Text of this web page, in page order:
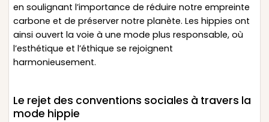
en soulignant l’importance de réduire notre empreinte
carbone et de préserver notre planète. Les hippies ont
ainsi ouvert la voie à une mode plus responsable, où
l’esthétique et l’éthique se rejoignent
harmonieusement.
Le rejet des conventions sociales à travers la
mode hippie